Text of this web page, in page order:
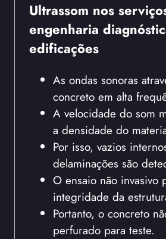
Ultrassom nos
engenharia
edificações
As ondas sonoras
concreto em alta
A velocidade do som
a densidade do
Por isso, vazios
delaminações são
O ensaio não invasivo
integridade da
Portanto, o concreto
perfurado para teste.